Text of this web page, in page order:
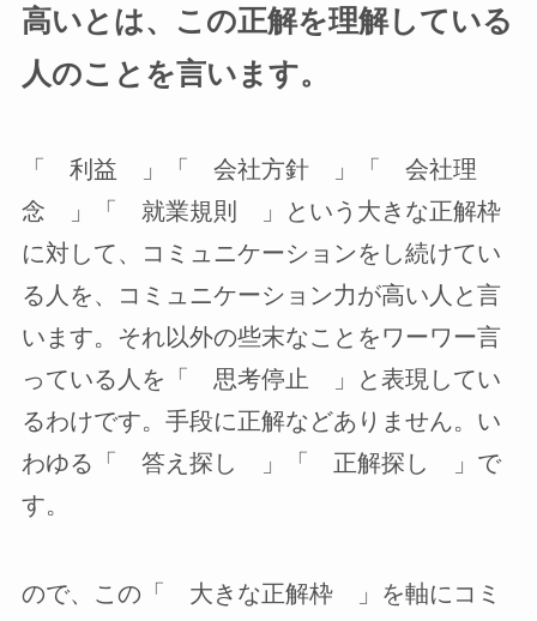
高いとは、この正解を理解している
人のことを言います。
「 利益 」「 会社方針 」「 会社理
念 」「 就業規則 」という大きな正解枠
に対して、コミュニケーションをし続けてい
る人を、コミュニケーション力が高い人と言
います。それ以外の些末なことをワーワー言
っている人を「 思考停止 」と表現してい
るわけです。手段に正解などありません。い
わゆる「 答え探し 」「 正解探し 」で
す。
ので、この「 大きな正解枠 」を軸にコミ